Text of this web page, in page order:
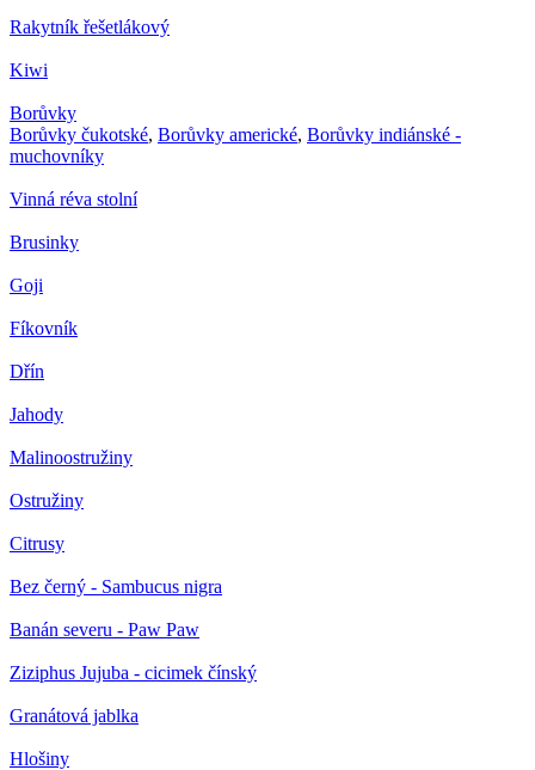
Rakytník řešetlákový
Kiwi
Borůvky
Borůvky čukotské, Borůvky americké, Borůvky indiánské -
muchovníky
Vinná réva stolní
Brusinky
Goji
Fíkovník
Dřín
Jahody
Malinoostružiny
Ostružiny
Citrusy
Bez černý - Sambucus nigra
Banán severu - Paw Paw
Ziziphus Jujuba - cicimek čínský
Granátová jablka
Hlošiny